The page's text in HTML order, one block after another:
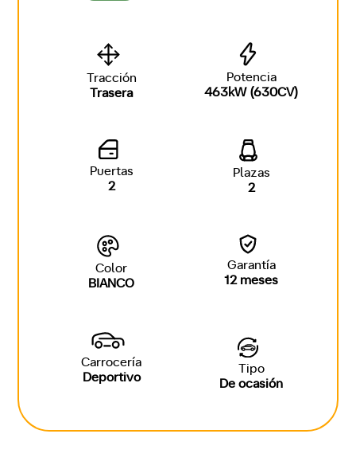
Tracción
Trasera
Potencia
463kW (630CV)
Puertas
2
Plazas
2
Color
BIANCO
Garantía
12 meses
Carrocería
Deportivo
Tipo
De ocasión